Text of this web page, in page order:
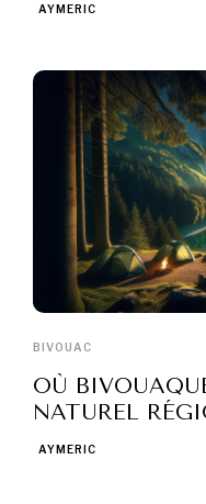
AYMERIC
BIVOUAC
OÙ
NATUREL
AYMERIC